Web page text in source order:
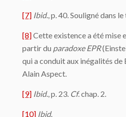
[7] Ibid., p. 40. Souligné dans
[8]Cette existence a été mise
partir du paradoxe EPR
qui a conduit aux inégalités
Alain Aspect.
[9] Ibid., p. 23. Cf. chap. 2.
[10] Ibid.